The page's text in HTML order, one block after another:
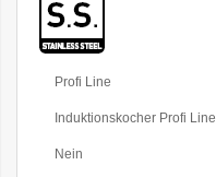
Profi Line
Induktionskocher Profi Line
Nein